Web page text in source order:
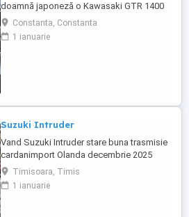
doamnă japoneză o Kawasaki GTR 1400
care încă întoarce priviri și iubește
kilometrii. A fost răsfățată, întreținută la
timp și tratată cu respect. O dau doar
Constanta, Constanta
1 ianuarie
Suzuki Intruder
Vand Suzuki Intruder stare buna trasmisie
cardanimport Olanda decembrie 2025
inmatriculat RO IN FEBRUARIE Nu raspund
la mesaje.Schimb cu ATV plus sau minus
diferenta
Timisoara, Timis
1 ianuarie